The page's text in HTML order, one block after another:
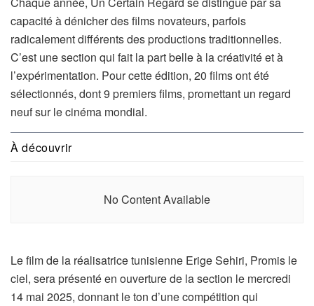
capacité à dénicher des films novateurs, parfois
radicalement différents des productions traditionnelles.
C’est une section qui fait la part belle à la créativité et à
l’expérimentation. Pour cette édition, 20 films ont été
sélectionnés, dont 9 premiers films, promettant un regard
neuf sur le cinéma mondial.
À découvrir
No Content Available
Le film de la réalisatrice tunisienne Erige Sehiri, Promis le
ciel, sera présenté en ouverture de la section le mercredi
14 mai 2025, donnant le ton d’une compétition qui